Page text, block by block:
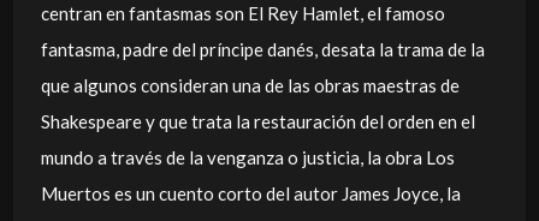
centran en fantasmas son El Rey Hamlet, el famoso
fantasma, padre del príncipe danés, desata la trama de la
que algunos consideran una de las obras maestras de
Shakespeare y que trata la restauración del orden en el
mundo a través de la venganza o justicia, la obra Los
Muertos es un cuento corto del autor James Joyce, la